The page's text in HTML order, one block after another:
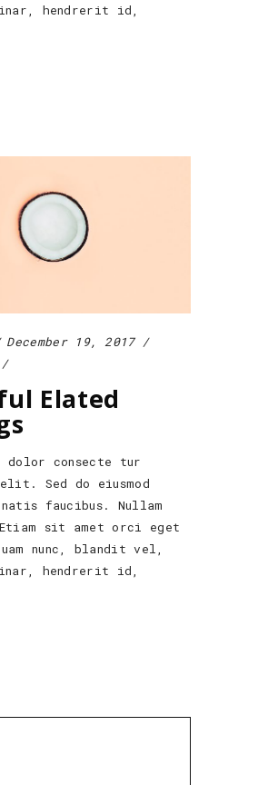
hendrerit id,
December 19, 2017
Elated
dolor consecte tur
Sed do eiusmod
faucibus. Nullam
sit amet orci eget
nunc, blandit vel,
hendrerit id,